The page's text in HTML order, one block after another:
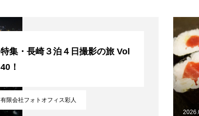
有限会社フォトオフィス彩人
特集・長崎３泊４日撮影の旅 Vol
40！